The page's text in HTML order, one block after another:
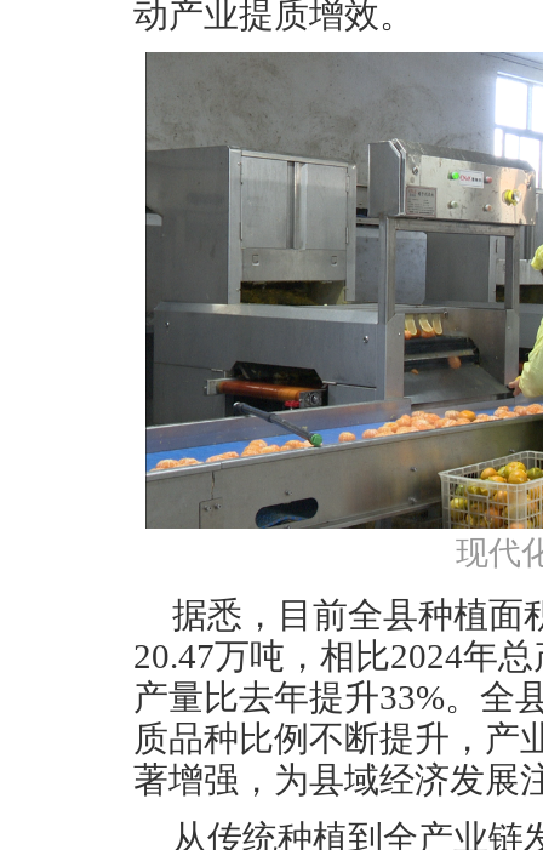
动产业提质增效。
现代
据悉，目前全县种植面
20.47万吨，相比2024年
产量比去年提升33%。全
质品种比例不断提升，产
著增强，为县域经济发展
从传统种植到全产业链